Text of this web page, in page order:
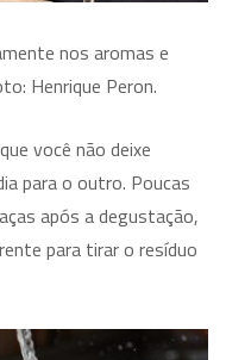
nos aromas e
Henrique Peron.
você não deixe
para o outro. Poucas
após a degustação,
para tirar o resíduo